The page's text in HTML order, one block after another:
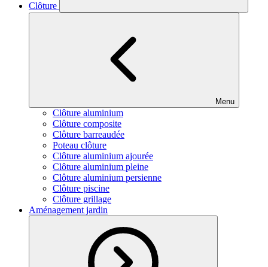
Clôture
Menu
Clôture aluminium
Clôture composite
Clôture barreaudée
Poteau clôture
Clôture aluminium ajourée
Clôture aluminium pleine
Clôture aluminium persienne
Clôture piscine
Clôture grillage
Aménagement jardin